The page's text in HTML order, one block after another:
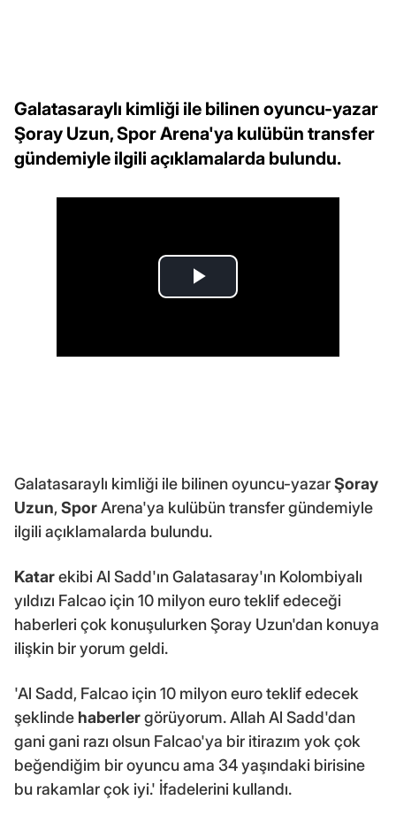
Galatasaraylı kimliği ile bilinen oyuncu-yazar
Şoray Uzun, Spor Arena'ya kulübün transfer
gündemiyle ilgili açıklamalarda bulundu.
Galatasaraylı kimliği ile bilinen oyuncu-yazarŞoray
Uzun,SporArena'ya kulübün transfer gündemiyle
ilgili açıklamalarda bulundu.
Katarekibi Al Sadd'ın Galatasaray'ın Kolombiyalı
yıldızı Falcao için 10 milyon euro teklif edeceği
haberleri çok konuşulurken Şoray Uzun'dan konuya
ilişkin bir yorum geldi.
'Al Sadd, Falcao için 10 milyon euro teklif edecek
şeklinde haberlergörüyorum. Allah Al Sadd'dan
gani gani razı olsun Falcao'ya bir itirazım yok çok
beğendiğim bir oyuncu ama 34 yaşındaki birisine
bu rakamlar çok iyi.' İfadelerini kullandı.